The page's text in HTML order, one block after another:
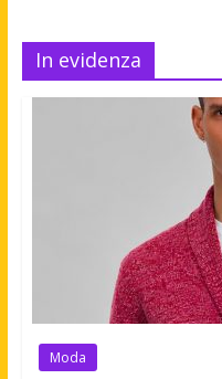
In evidenza
Moda